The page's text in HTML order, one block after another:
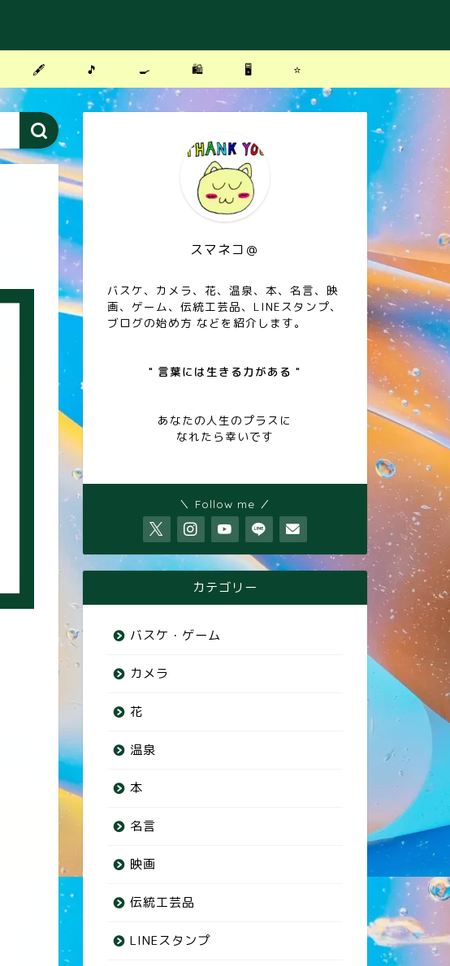
🖋 🎵 🍳 🛍 🖥 ⭐️
スマネコ＠
バスケ、カメラ、花、温泉、本、名言、映
画、ゲーム、伝統工芸品、LINEスタンプ、
ブログの始め方 などを紹介します。
" 言葉には生きる力がある "
あなたの人生のプラスに
なれたら幸いです
＼ Follow me ／
カテゴリー
バスケ・ゲーム
カメラ
花
温泉
本
名言
映画
伝統工芸品
LINEスタンプ